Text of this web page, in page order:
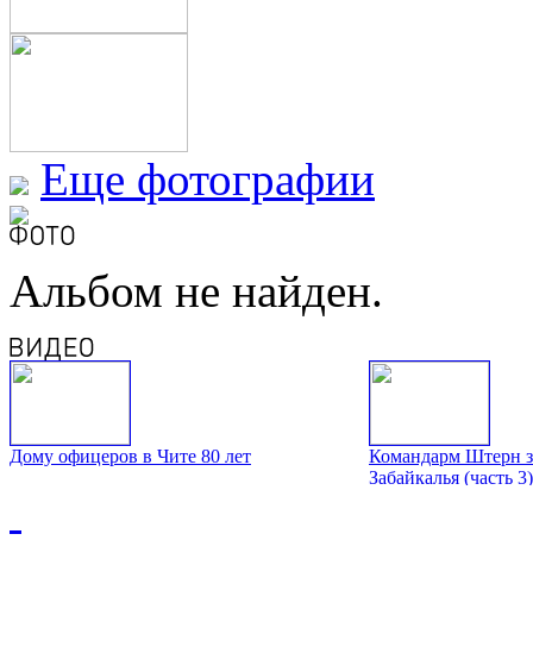
Еще фотографии
Альбом не найден.
Дому офицеров в Чите 80 лет
Командарм Штерн
Забайкалья (часть 3)